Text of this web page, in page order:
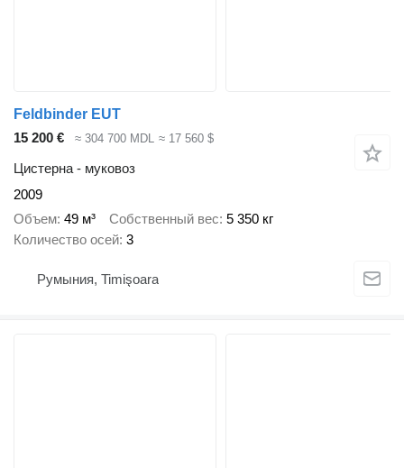
Feldbinder EUT
15 200 €
≈ 304 700 MDL ≈ 17 560 $
Цистерна - муковоз
2009
Объем 49 м³ Собственный вес 5 350 кг
Количество осей 3
Румыния, Timişoara